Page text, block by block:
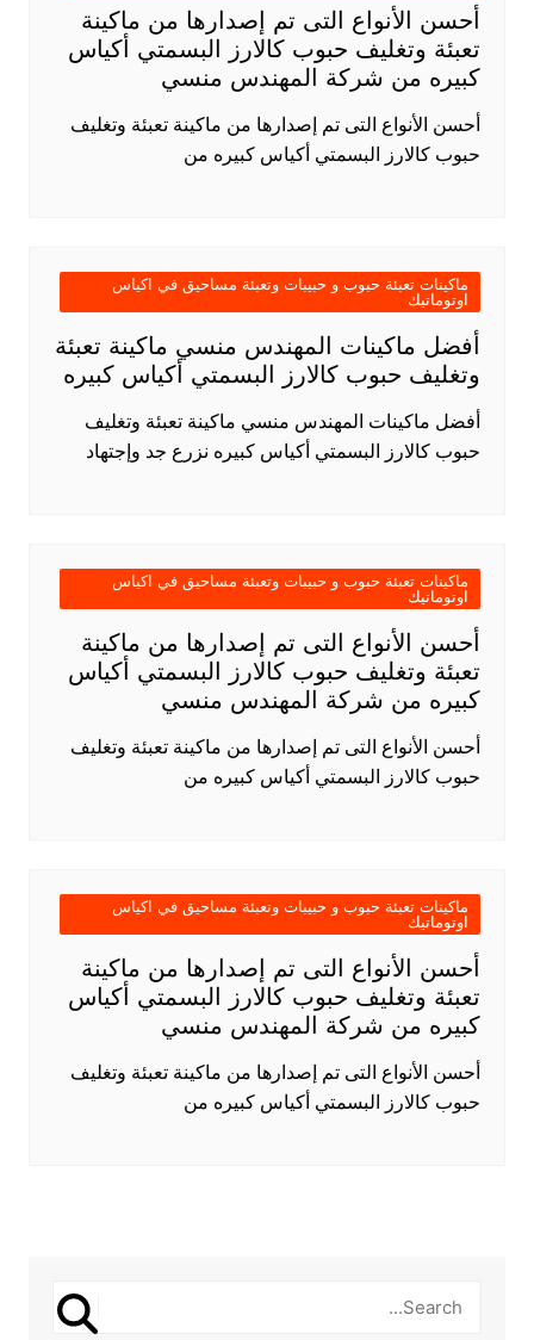
أحسن الأنواع التى تم إصدارها من ماكينة
تعبئة وتغليف حبوب كالارز البسمتي أكياس
كبيره من شركة المهندس منسي
أحسن الأنواع التى تم إصدارها من ماكينة تعبئة وتغليف
حبوب كالارز البسمتي أكياس كبيره من
ماكينات تعبئة حبوب و حبيبات وتعبئة مساحيق في اكياس
اوتوماتيك
أفضل ماكينات المهندس منسي ماكينة تعبئة
وتغليف حبوب كالارز البسمتي أكياس كبيره
أفضل ماكينات المهندس منسي ماكينة تعبئة وتغليف
حبوب كالارز البسمتي أكياس كبيره نزرع جد وإجتهاد
ماكينات تعبئة حبوب و حبيبات وتعبئة مساحيق في اكياس
اوتوماتيك
أحسن الأنواع التى تم إصدارها من ماكينة
تعبئة وتغليف حبوب كالارز البسمتي أكياس
كبيره من شركة المهندس منسي
أحسن الأنواع التى تم إصدارها من ماكينة تعبئة وتغليف
حبوب كالارز البسمتي أكياس كبيره من
ماكينات تعبئة حبوب و حبيبات وتعبئة مساحيق في اكياس
اوتوماتيك
أحسن الأنواع التى تم إصدارها من ماكينة
تعبئة وتغليف حبوب كالارز البسمتي أكياس
كبيره من شركة المهندس منسي
أحسن الأنواع التى تم إصدارها من ماكينة تعبئة وتغليف
حبوب كالارز البسمتي أكياس كبيره من